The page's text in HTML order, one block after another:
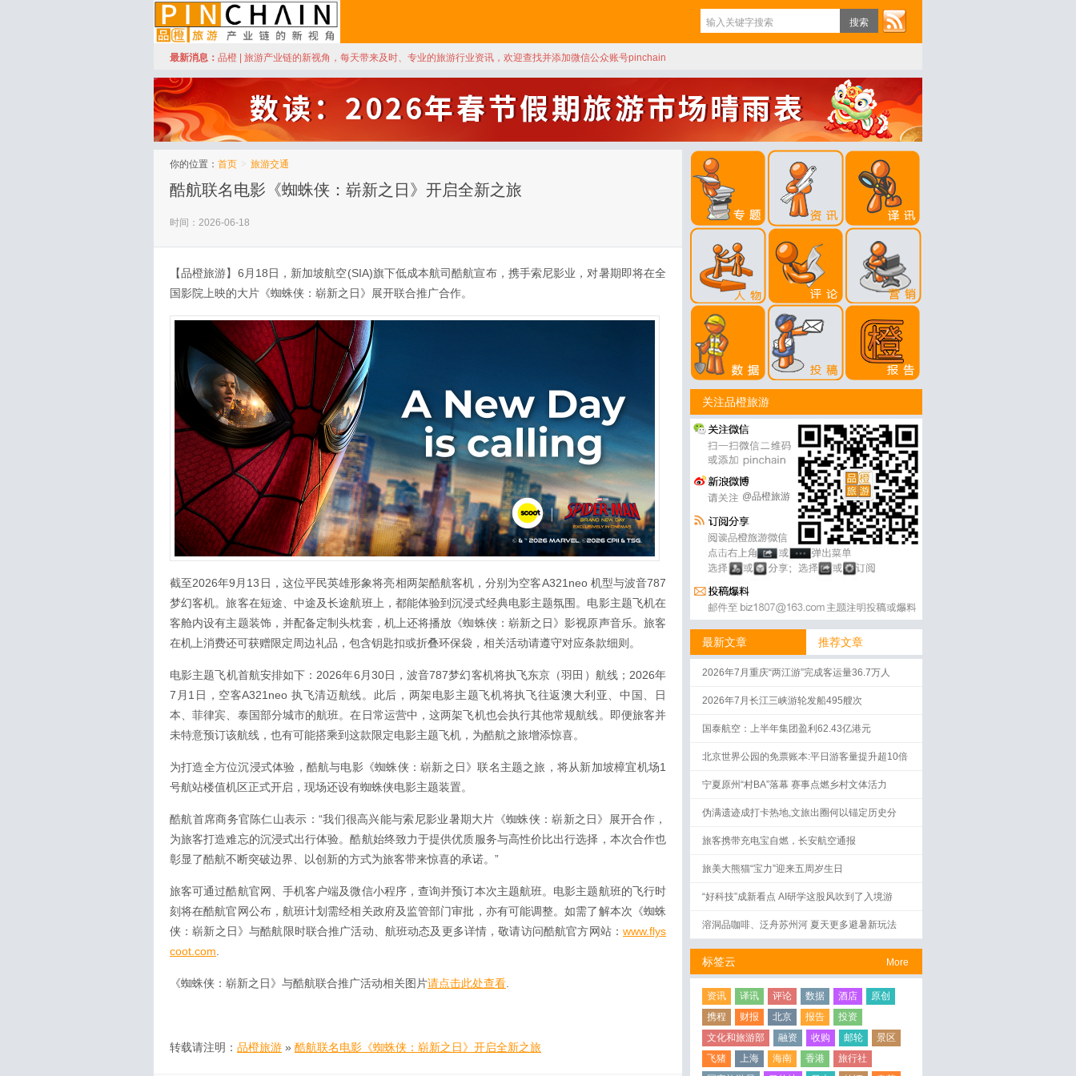
品橙旅游
最新消息： 品橙 | 旅游产业链的新视角，每天带来及时、专业的旅游行业资讯，欢迎查找并添加微信公众账号pinchain
你的位置： 首页 > 旅游交通
酷航联名电影《蜘蛛侠：崭新之日》开启全新之旅
时间：2026-06-18
【品橙旅游】6月18日，新加坡航空(SIA)旗下低成本航司酷航宣布，携手索尼影业，对暑期即将在全
国影院上映的大片《蜘蛛侠：崭新之日》展开联合推广合作。
截至2026年9月13日，这位平民英雄形象将亮相两架酷航客机，分别为空客A321neo 机型与波音787
梦幻客机。旅客在短途、中途及长途航班上，都能体验到沉浸式经典电影主题氛围。电影主题飞机在
客舱内设有主题装饰，并配备定制头枕套，机上还将播放《蜘蛛侠：崭新之日》影视原声音乐。旅客
在机上消费还可获赠限定周边礼品，包含钥匙扣或折叠环保袋，相关活动请遵守对应条款细则。
电影主题飞机首航安排如下：2026年6月30日，波音787梦幻客机将执飞东京（羽田）航线；2026年
7月1日，空客A321neo 执飞清迈航线。此后，两架电影主题飞机将执飞往返澳大利亚、中国、日
本、菲律宾、泰国部分城市的航班。在日常运营中，这两架飞机也会执行其他常规航线。即便旅客并
未特意预订该航线，也有可能搭乘到这款限定电影主题飞机，为酷航之旅增添惊喜。
为打造全方位沉浸式体验，酷航与电影《蜘蛛侠：崭新之日》联名主题之旅，将从新加坡樟宜机场1
号航站楼值机区正式开启，现场还设有蜘蛛侠电影主题装置。
酷航首席商务官陈仁山表示：“我们很高兴能与索尼影业暑期大片《蜘蛛侠：崭新之日》展开合作，
为旅客打造难忘的沉浸式出行体验。酷航始终致力于提供优质服务与高性价比出行选择，本次合作也
彰显了酷航不断突破边界、以创新的方式为旅客带来惊喜的承诺。”
旅客可通过酷航官网、手机客户端及微信小程序，查询并预订本次主题航班。电影主题航班的飞行时
刻将在酷航官网公布，航班计划需经相关政府及监管部门审批，亦有可能调整。如需了解本次《蜘蛛
侠：崭新之日》与酷航限时联合推广活动、航班动态及更多详情，敬请访问酷航官方网站： www.flys
coot.com
《蜘蛛侠：崭新之日》与酷航联合推广活动相关图片请点击此处查看
转载请注明： 品橙旅游 » 酷航联名电影《蜘蛛侠：崭新之日》开启全新之旅
关注品橙旅游
@品橙旅游
最新文章 推荐文章
2026年7月重庆“两江游”完成客运量36.7万人
2026年7月长江三峡游轮发船495艘次
国泰航空：上半年集团盈利62.43亿港元
北京世界公园的免票账本:平日游客量提升超10倍
宁夏原州“村BA”落幕 赛事点燃乡村文体活力
伪满遗迹成打卡热地,文旅出圈何以锚定历史分
旅客携带充电宝自燃，长安航空通报
旅美大熊猫“宝力”迎来五周岁生日
“好科技”成新看点 AI研学这股风吹到了入境游
溶洞品咖啡、泛舟苏州河 夏天更多避暑新玩法
More
标签云
资讯 译讯 评论 数据 酒店
原创
携程
财报 北京 报告
投资
文化和旅游部
融资 收购 邮轮
景区
飞猪
上海 海南 香港
旅行社